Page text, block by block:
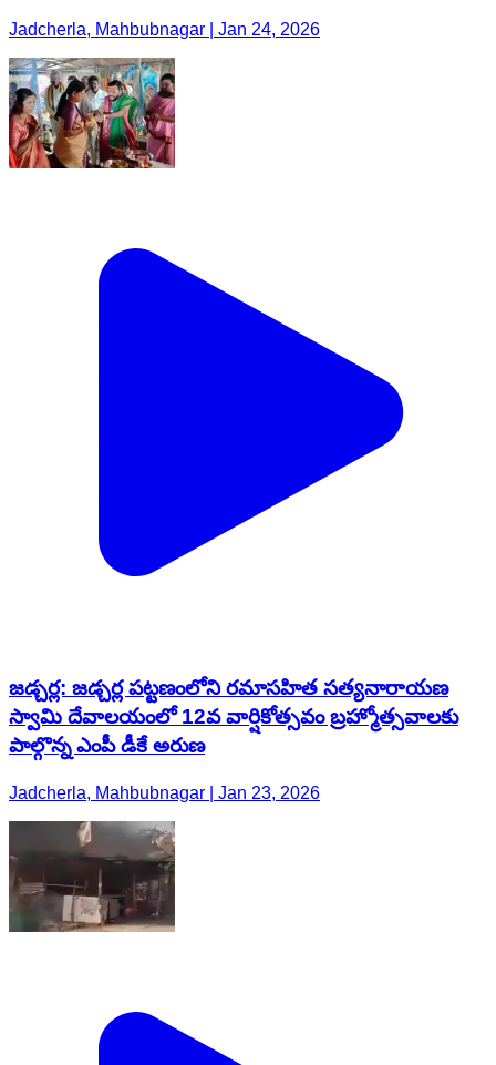
Jadcherla, Mahbubnagar | Jan 24, 2026
జడ్చర్ల: జడ్చర్ల పట్టణంలోని రమాసహిత సత్యనారాయణ
స్వామి దేవాలయంలో 12వ వార్షికోత్సవం బ్రహ్మోత్సవాలకు
పాల్గొన్న ఎంపీ డీకే అరుణ
Jadcherla, Mahbubnagar | Jan 23, 2026